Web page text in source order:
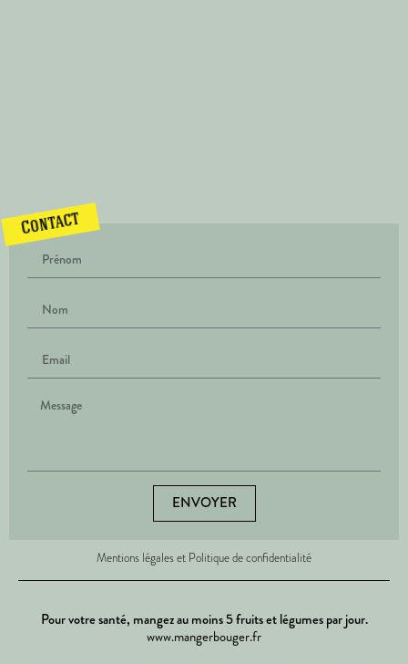
Contact
ENVOYER
Mentions légales et Politique de confidentialité
Pour votre santé, mangez au moins 5 fruits et légumes par jour.
www.mangerbouger.fr